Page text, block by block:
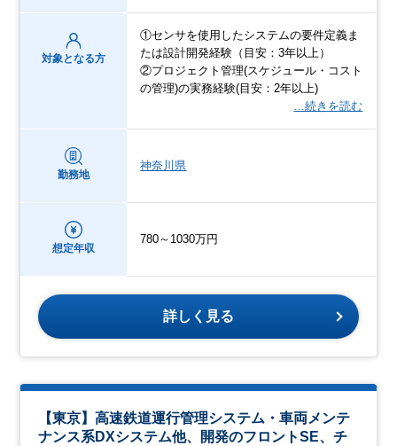
対象となる方
①センサを使用したシステムの要件定義ま
たは設計開発経験（目安：3年以上）
②プロジェクト管理(スケジュール・コスト
の管理)の実務経験(目安：2年以上)
…続きを読む
勤務地
神奈川県
想定年収
780～1030万円
詳しく見る
【東京】高速鉄道運行管理システム・車両メンテ
ナンス系DXシステム他、開発のフロントSE、チ